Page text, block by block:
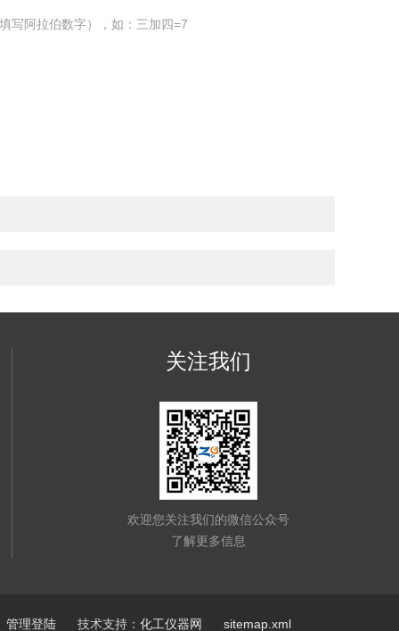
写阿拉伯数字），如：三加四=7
关注我们
欢迎您关注我们的微信公众号
了解更多信息
管理登陆 技术支持： 化工仪器网 sitemap.xml